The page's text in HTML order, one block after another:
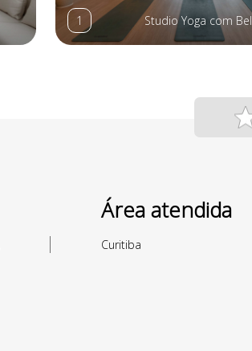
1 Studio Yoga com Bel
Área atendida
Curitiba